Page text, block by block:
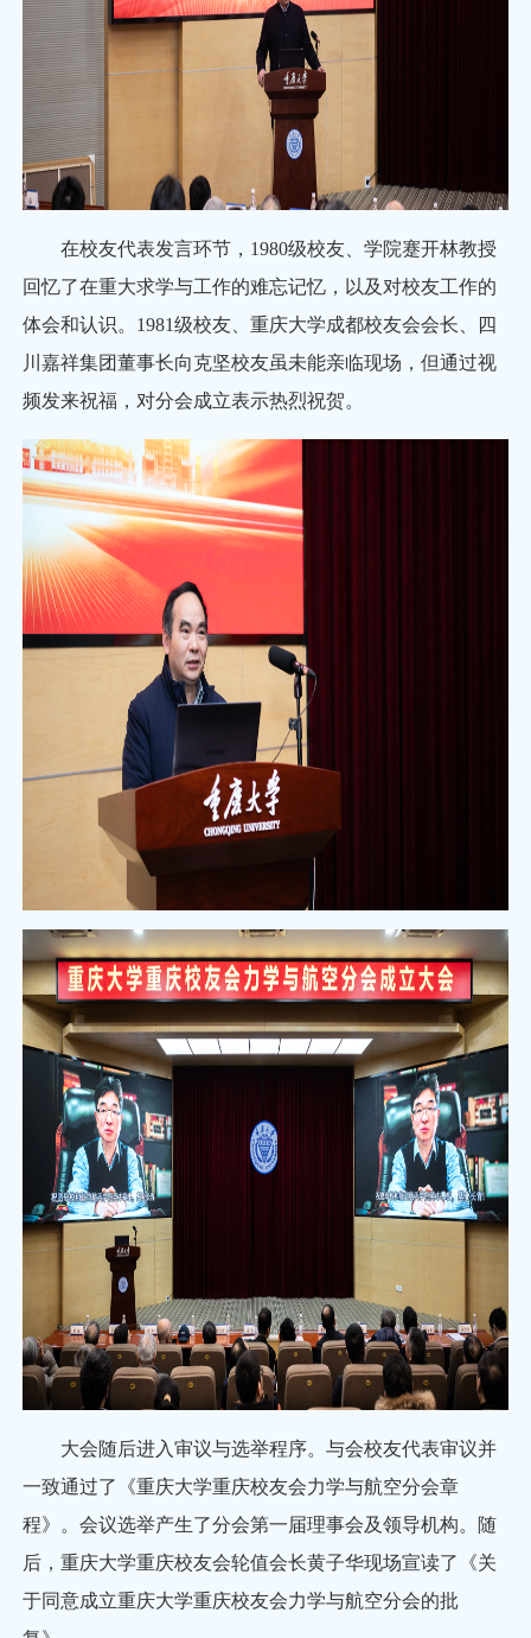
在校友代表发言环节，1980级校友、学院蹇开林教授
回忆了在重大求学与工作的难忘记忆，以及对校友工作的
体会和认识。1981级校友、重庆大学成都校友会会长、四
川嘉祥集团董事长向克坚校友虽未能亲临现场，但通过视
频发来祝福，对分会成立表示热烈祝贺。
大会随后进入审议与选举程序。与会校友代表审议并
一致通过了《重庆大学重庆校友会力学与航空分会章
程》。会议选举产生了分会第一届理事会及领导机构。随
后，重庆大学重庆校友会轮值会长黄子华现场宣读了《关
于同意成立重庆大学重庆校友会力学与航空分会的批